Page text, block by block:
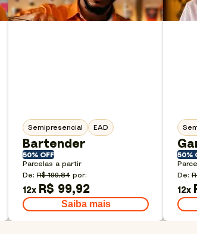
Semipresencial EAD
Bartender
50% OFF
Parcelas a partir
De: R$ 199,84 por:
12x R$ 99,92
Saiba mais
50%
De:
12x